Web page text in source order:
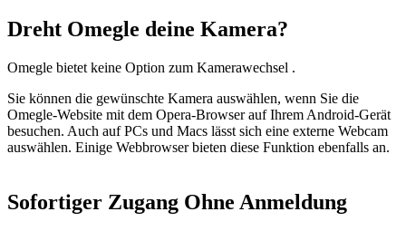
Dreht Omegle deine Kamera?
Omegle bietet keine Option zum Kamerawechsel .
Sie können die gewünschte Kamera auswählen, wenn Sie die
Omegle-Website mit dem Opera-Browser auf Ihrem Android-Gerät
besuchen. Auch auf PCs und Macs lässt sich eine externe Webcam
auswählen. Einige Webbrowser bieten diese Funktion ebenfalls an.
Sofortiger Zugang Ohne Anmeldung